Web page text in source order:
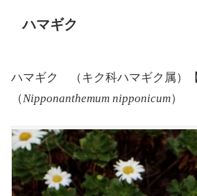
ハマギク
ハマギク （キク科ハマギク属）【
（Nipponanthemum nipponicum）